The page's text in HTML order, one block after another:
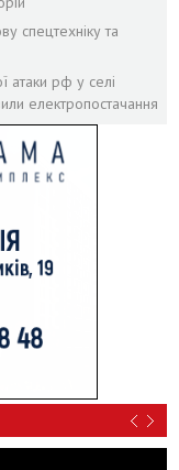
спецтехніку та
атаки рф у селі
електропостачання